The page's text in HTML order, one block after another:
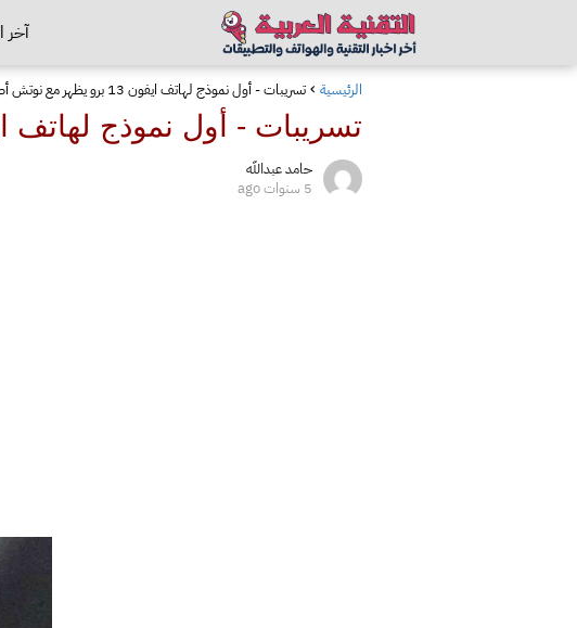
آخر
الرئيسية تسريبات - أول نموذج لهاتف ايفون 13 برو يظهر مع نوتش أصغر
تسريبات - أول نموذج لهاتف ايفون 13 برو يظهر مع
حامد عبدالله
5 سنوات ago